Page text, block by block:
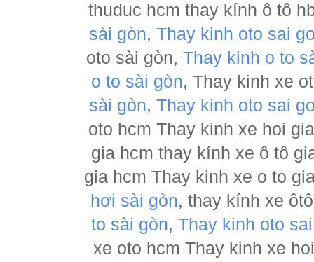
thuduc hcm thay kính ô tô
sài gòn, Thay kinh oto sai
oto sài gòn, Thay kinh o to
o to sài gòn, Thay kinh xe
sài gòn, Thay kinh oto sai
oto hcm Thay kinh xe hoi
gia hcm thay kính xe ô tô
gia hcm Thay kinh xe o to
hơi sài gòn, thay kính xe
to sài gòn, Thay kinh oto
xe oto hcm Thay kinh xe